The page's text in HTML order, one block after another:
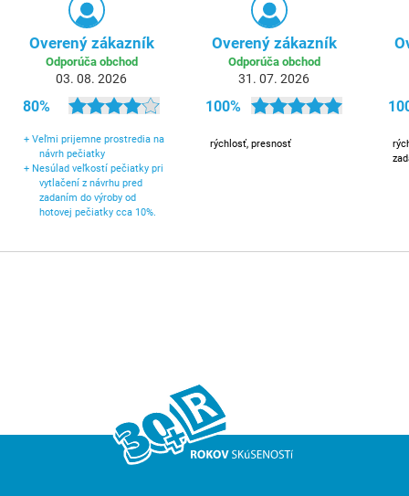
Overený zákazník
Odporúča obchod
03. 08. 2026
80%
+ Veľmi prijemne prostredia na
návrh pečiatky
+ Nesúlad veľkostí pečiatky pri
vytlačení z návrhu pred
zadaním do výroby od
hotovej pečiatky cca 10%.
Overený zákazník
Odporúča obchod
31. 07. 2026
100%
rýchlosť, presnosť